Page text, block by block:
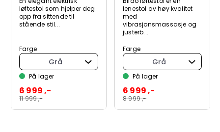
løftestol som hjelper deg
opp fra sittende til
stående stil...
Farge
Grå
På lager
11 999 ,-
6 999 ,-
lenestol av høy kvalitet
med
vibrasjonsmassasje og
justerb...
Farge
Grå
På lager
8 999 ,-
6 999 ,-